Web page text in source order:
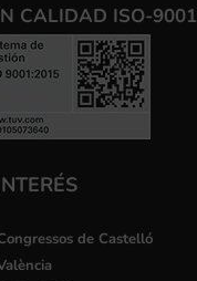
CALIDAD ISO-9001
de Castelló